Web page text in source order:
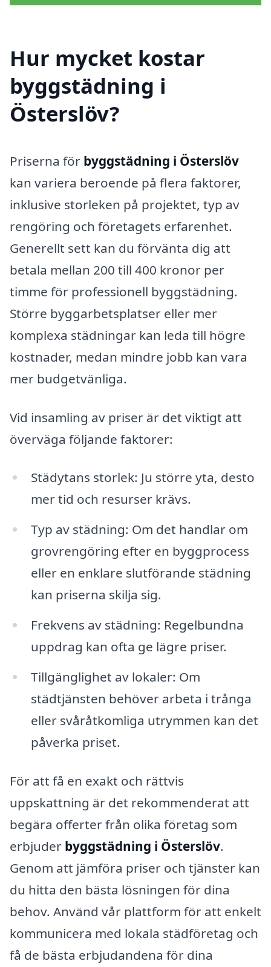
Hur mycket kostar
byggstädning i
Österslöv?
Priserna för byggstädning i Österslöv
kan variera beroende på flera faktorer,
inklusive storleken på projektet, typ av
rengöring och företagets erfarenhet.
Generellt sett kan du förvänta dig att
betala mellan 200 till 400 kronor per
timme för professionell byggstädning.
Större byggarbetsplatser eller mer
komplexa städningar kan leda till högre
kostnader, medan mindre jobb kan vara
mer budgetvänliga.
Vid insamling av priser är det viktigt att
överväga följande faktorer:
Städytans storlek: Ju större yta, desto
mer tid och resurser krävs.
Typ av städning: Om det handlar om
grovrengöring efter en byggprocess
eller en enklare slutförande städning
kan priserna skilja sig.
Frekvens av städning: Regelbundna
uppdrag kan ofta ge lägre priser.
Tillgänglighet av lokaler: Om
städtjänsten behöver arbeta i trånga
eller svåråtkomliga utrymmen kan det
påverka priset.
För att få en exakt och rättvis
uppskattning är det rekommenderat att
begära offerter från olika företag som
erbjuder byggstädning i Österslöv.
Genom att jämföra priser och tjänster kan
du hitta den bästa lösningen för dina
behov. Använd vår plattform för att enkelt
kommunicera med lokala städföretag och
få de bästa erbjudandena för dina